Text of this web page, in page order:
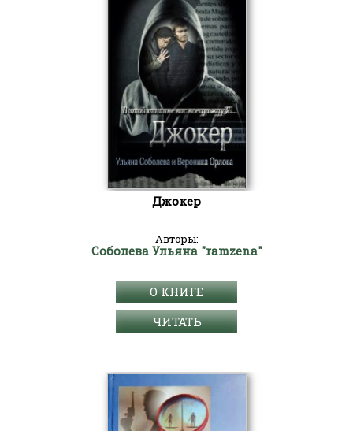
Джокер
Авторы:
Соболева Ульяна "ramzena"
О КНИГЕ
ЧИТАТЬ